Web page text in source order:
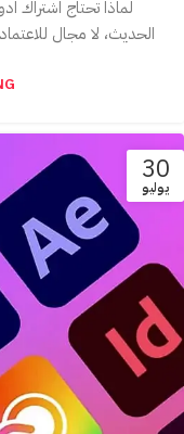
الحديث، لا مجال
30
يوليو